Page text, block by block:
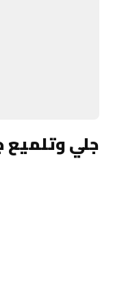
جلي وتلميع